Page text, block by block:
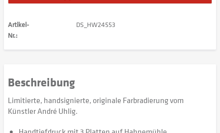
Artikel-
Nr.:
DS_HW24553
Beschreibung
Limitierte, handsignierte, originale Farbradierung vom
Künstler André Uhlig.